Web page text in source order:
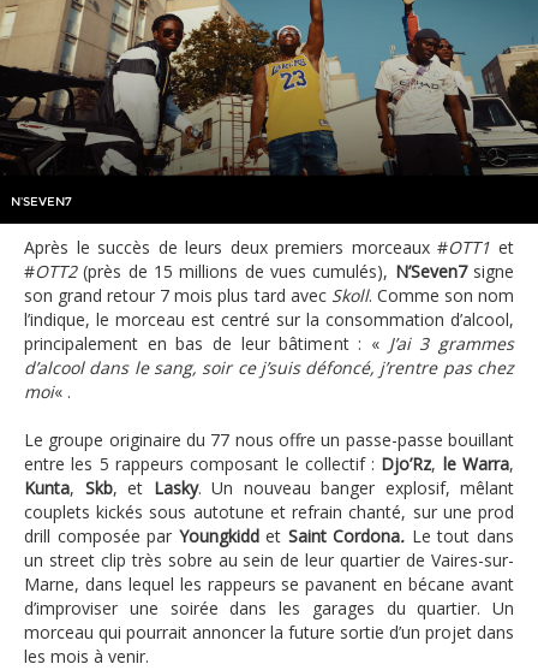
N'SEVEN7
Après le succès de leurs deux premiers morceaux #OTT1 et
#OTT2(près de 15 millions de vues cumulés), N’Seven7signe
son grand retour 7 mois plus tard avec Skoll. Comme son nom
l’indique, le morceau est centré sur la consommation d’alcool,
principalement en bas de leur bâtiment : « J’ai 3 grammes
d’alcool dans le sang, soir ce j’suis défoncé, j’rentre pas chez
moi« .
Le groupe originaire du 77 nous offre un passe-passe bouillant
entre les 5 rappeurs composant le collectif : Djo’Rz, le Warra,
Kunta, Skb, et Lasky. Un nouveau banger explosif, mêlant
couplets kickés sous autotune et refrain chanté, sur une prod
drill composée par Youngkiddet Saint Cordona. Le tout dans
un street clip très sobre au sein de leur quartier de Vaires-sur-
Marne, dans lequel les rappeurs se pavanent en bécane avant
d’improviser une soirée dans les garages du quartier. Un
morceau qui pourrait annoncer la future sortie d’un projet dans
les mois à venir.